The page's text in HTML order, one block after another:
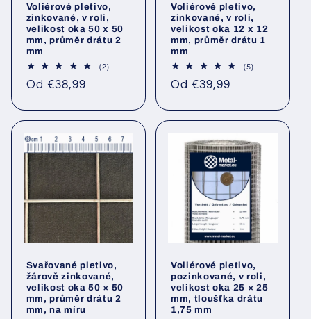
Voliérové pletivo,
zinkované, v roli,
velikost oka 50 x 50
mm, průměr drátu 2
mm
(2)2
Běžná
Od €38,99
Voliérové pletivo,
zinkované, v roli,
velikost oka 12 x 12
mm, průměr drátu 1
mm
(5)5
Běžná
Od €39,99
Svařované pletivo,
žárově zinkované,
velikost oka 50 × 50
mm, průměr drátu 2
mm, na míru
Voliérové pletivo,
pozinkované, v roli,
velikost oka 25 × 25
mm, tloušťka drátu
1,75 mm